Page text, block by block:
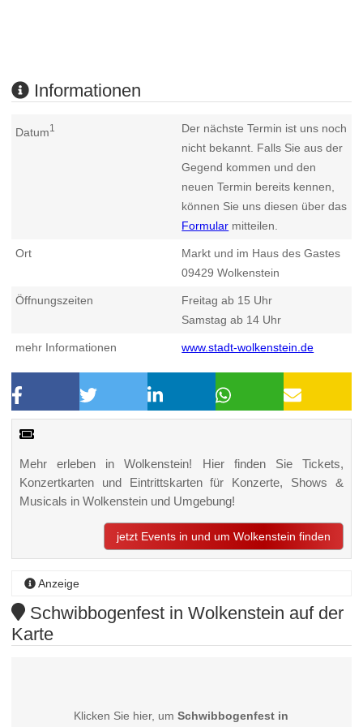
Informationen
Datum1
Der nächste Termin ist uns noch
nicht bekannt. Falls Sie aus der
Gegend kommen und den
neuen Termin bereits kennen,
können Sie uns diesen über das
Formular mitteilen.
Ort
Markt und im Haus des Gastes
09429 Wolkenstein
Öffnungszeiten
Freitag ab 15 Uhr
Samstag ab 14 Uhr
mehr Informationen www.stadt-wolkenstein.de
Mehr erleben in Wolkenstein! Hier finden Sie Tickets,
Konzertkarten und Eintrittskarten für Konzerte, Shows &
Musicals in Wolkenstein und Umgebung!
jetzt Events in und um Wolkenstein finden
Anzeige
Schwibbogenfest in Wolkenstein auf der
Karte
Klicken Sie hier, umSchwibbogenfest in